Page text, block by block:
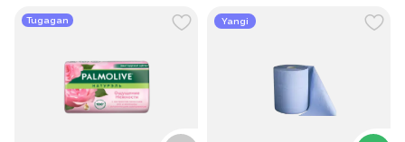
Tugagan Yangi